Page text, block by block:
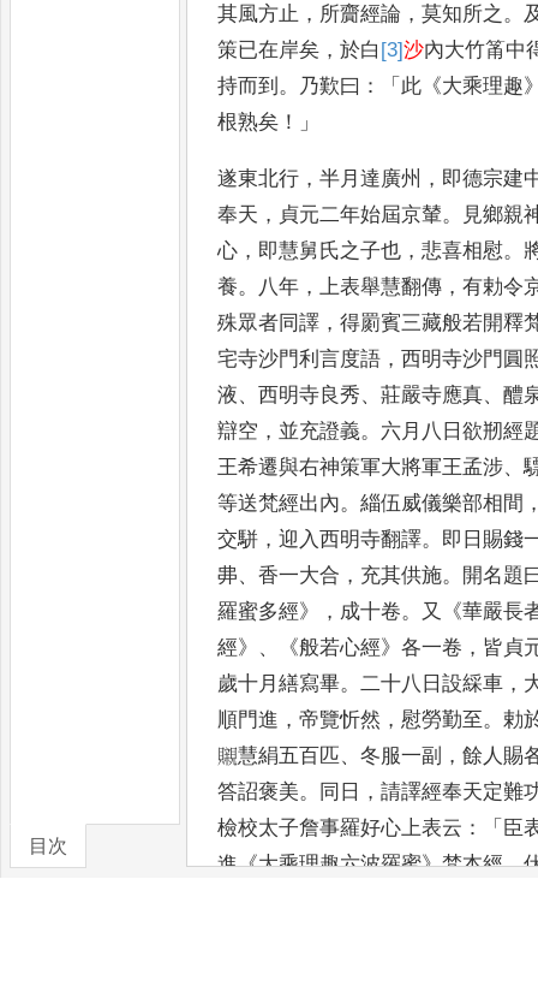
目次
其風方止 ， 所齎經論 ，莫知所之 。
策已在岸矣 ，於白 [3]沙內大竹筩中
持而到 。 乃歎曰 ：「 此 《大乘理趣
根熟矣 ！」
遂東北行 ，半月達廣州 ， 即德宗建
奉天 ， 貞元二年始屆京輦。 見鄉親
心 ， 即慧舅氏之子也 ，悲喜相慰。
養。 八年 ， 上表舉慧翻傳 ，有勅令
殊眾者同譯 ，得罽賓三藏般若開釋
宅寺沙門利言度語 ，西明寺沙門圓
液、西明寺良秀、莊嚴寺應真、醴
辯空 ， 並充證義。 六月八日欲剏經
王希遷與右神策軍大將軍王孟涉、
等送梵經出內。緇伍威儀樂部相間
交駢 ，迎入西明寺翻譯。 即日賜錢
丳、香一大合 ， 充其供施。 開名題
羅蜜多經》， 成十卷。 又 《華嚴長
經》、《般若心經》各一卷 ， 皆貞
歲十月繕寫畢。 二十八日設綵車 ，
順門進 ，帝覽忻然 ，慰勞勤至。勅
䞋慧絹五百匹、冬服一副 ，餘人賜
答詔褒美。 同日 ，請譯經奉天定難
檢校太子詹事羅好心上表云 ：「 臣
進《大乘理趣六波羅蜜》梵本經，